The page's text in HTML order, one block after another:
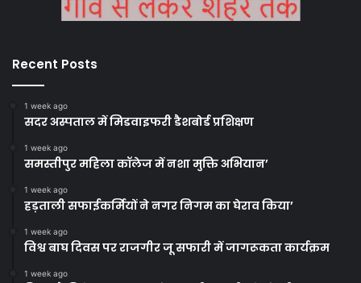
Recent Posts
1 week ago
सदर अस्पताल में मिडवाइफरी डैशबोर्ड प्रशिक्षण
1 week ago
समस्तीपुर महिला कॉलेज में नशा मुक्ति अभियान’
1 week ago
हड़ताली सफाईकर्मियों ने नगर निगम का घेराव किया’
1 week ago
विश्व बाघ दिवस पर राजगीर जू सफारी में जागरूकता कार्यक्रम
1 week ago